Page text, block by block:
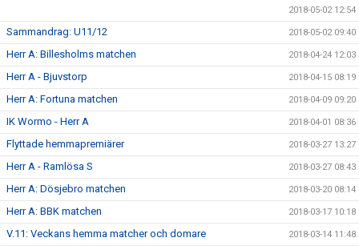
2018-05-02 12:54
Sammandrag: U11/12 2018-05-02 09:40
Herr A: Billesholms matchen 2018-04-24 12:03
Herr A - Bjuvstorp 2018-04-15 08:19
Herr A: Fortuna matchen 2018-04-09 09:20
IK Wormo - Herr A 2018-04-01 08:36
Flyttade hemmapremiärer 2018-03-27 13:27
Herr A - Ramlösa S 2018-03-27 08:43
Herr A: Dösjebro matchen 2018-03-20 08:14
Herr A: BBK matchen 2018-03-17 10:18
V.11: Veckans hemma matcher och domare 2018-03-14 11:48